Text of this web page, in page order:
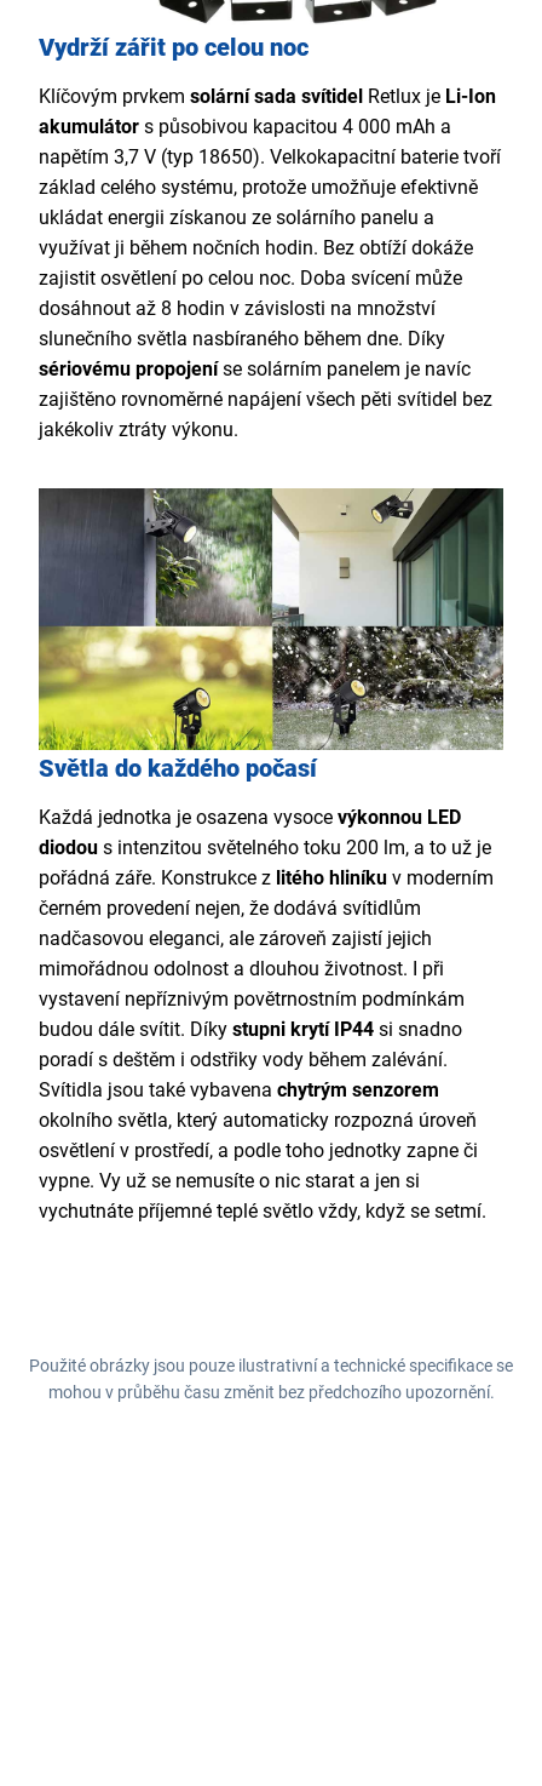
Vydrží zářit po celou noc
Klíčovým prvkem solární sada svítidel Retlux je Li-Ion
akumulátor s působivou kapacitou 4 000 mAh a
napětím 3,7 V (typ 18650). Velkokapacitní baterie tvoří
základ celého systému, protože umožňuje efektivně
ukládat energii získanou ze solárního panelu a
využívat ji během nočních hodin. Bez obtíží dokáže
zajistit osvětlení po celou noc. Doba svícení může
dosáhnout až 8 hodin v závislosti na množství
slunečního světla nasbíraného během dne. Díky
sériovému propojeníse solárním panelem je navíc
zajištěno rovnoměrné napájení všech pěti svítidel bez
jakékoliv ztráty výkonu.
Světla do každého počasí
Každá jednotka je osazena vysoce výkonnou LED
diodou s intenzitou světelného toku 200 lm, a to už je
pořádná záře. Konstrukce z litého hliníku v moderním
černém provedení nejen, že dodává svítidlům
nadčasovou eleganci, ale zároveň zajistí jejich
mimořádnou odolnost a dlouhou životnost. I při
vystavení nepříznivým povětrnostním podmínkám
budou dále svítit. Díky stupni krytí IP44 si snadno
poradí s deštěm i odstřiky vody během zalévání.
Svítidla jsou také vybavena chytrým senzorem
okolního světla, který automaticky rozpozná úroveň
osvětlení v prostředí, a podle toho jednotky zapne či
vypne. Vy už se nemusíte o nic starat a jen si
vychutnáte příjemné teplé světlo vždy, když se setmí.
Použité obrázky jsou pouze ilustrativní a technické specifikace se
mohou v průběhu času změnit bez předchozího upozornění.